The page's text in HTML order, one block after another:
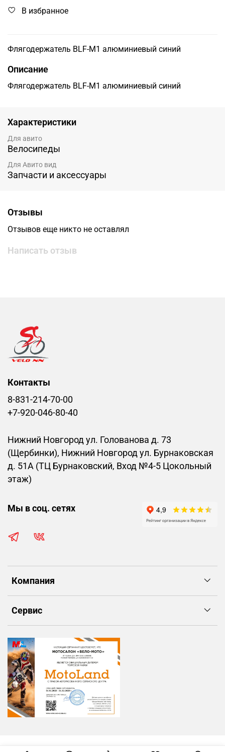
В избранное
Флягодержатель BLF-M1 алюминиевый синий
Описание
Флягодержатель BLF-M1 алюминиевый синий
Характеристики
Для авито
Велосипеды
Для Авито вид
Запчасти и аксессуары
Отзывы
Отзывов еще никто не оставлял
Написать отзыв
Компания
Сервис
Контакты
8-831-214-70-00
+7-920-046-80-40
Нижний Новгород ул. Голованова д. 73
(Щербинки), Нижний Новгород ул. Бурнаковская
д. 51А (ТЦ Бурнаковский, Вход №4-5 Цокольный
этаж)
Мы в соц. сетях